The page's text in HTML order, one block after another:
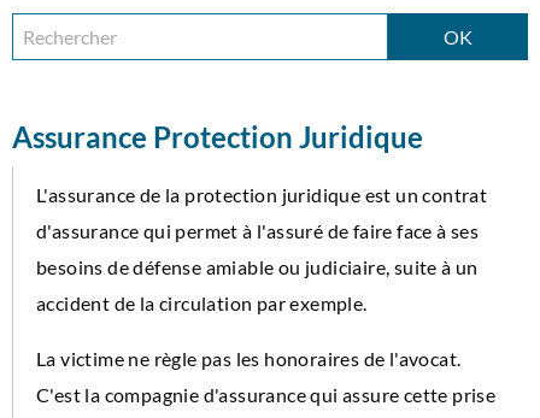
Assurance Protection Juridique
L'assurance de la protection juridique est un contrat
d'assurance qui permet à l'assuré de faire face à ses
besoins de défense amiable ou judiciaire, suite à un
accident de la circulation par exemple.
La victime ne règle pas les honoraires de l'avocat.
C'est la compagnie d'assurance qui assure cette prise